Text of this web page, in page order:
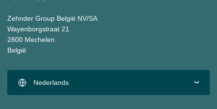
Zehnder Group België NV/SA
Wayenborgstraat 21
2800 Mechelen
België
Nederlands